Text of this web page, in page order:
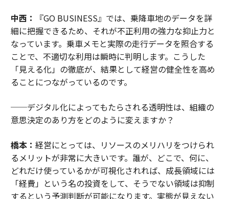
中西：
『GO BUSINESS』では、乗降車地のデータを詳
細に把握できるため、それが不正利用の強力な抑止力と
なっています。乗車メモと実際の走行データを照合する
ことで、不適切な利用は瞬時に判明します。こうした
「見える化」の徹底が、結果として経営の健全性を高め
ることにつながっているのです。
──デジタル化によってもたらされる透明性は、組織の
意思決定のあり方をどのように変えますか？
橋本： 経営にとっては、リソースのメリハリをつけられ
るメリットが非常に大きいです。誰が、どこで、何に、
どれだけ使っているかが可視化されれば、成長領域には
「経費」という名の投資をして、そうでない領域は抑制
するという予測判断が可能になります。実態が見えない